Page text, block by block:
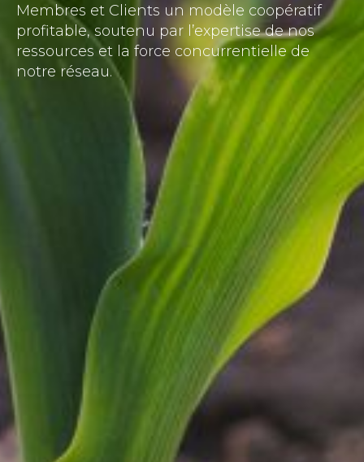
Membres et Clients un modèle coopératif
profitable, soutenu par l’expertise de nos
ressources et la force concurrentielle de
notre réseau.